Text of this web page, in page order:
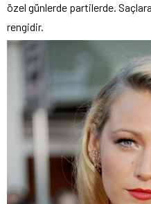
özel günlerde partilerde. Saçlara
rengidir.